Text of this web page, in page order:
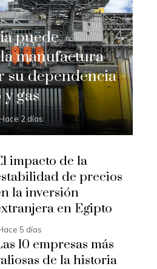
puede
manufactura
su dependencia
gas
2 días
impacto de la
de precios
la inversión
en Egipto
5 días
10 empresas más
de la historia